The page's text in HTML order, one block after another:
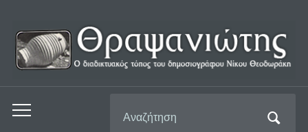
Εναλλαγή
για: